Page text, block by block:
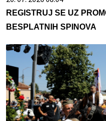
REGISTRUJ SE UZ
BESPLATNIH SPINOVA